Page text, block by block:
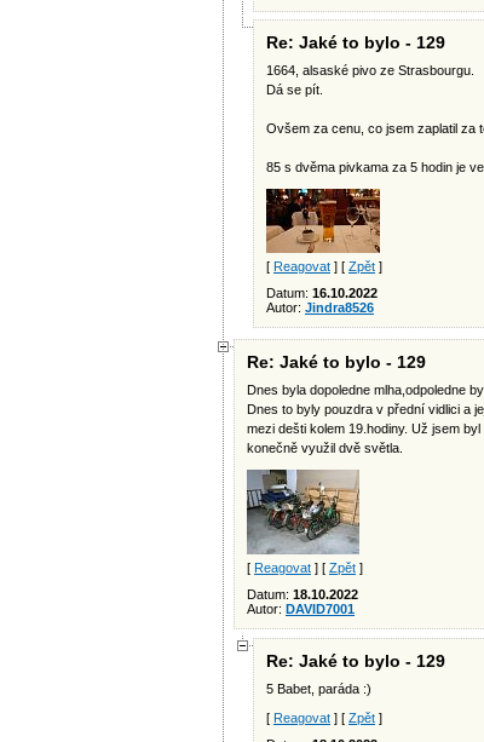
Re: Jaké to bylo - 129
1664, alsaské pivo ze Strasbourgu.
Dá se pít.
Ovšem za cenu, co jsem zaplatil za
85 s dvěma pivkama za 5 hodin je
[ Reagovat ] [ Zpět ]
Datum: 16.10.2022
Autor: Jindra8526
Re: Jaké to bylo - 129
Dnes byla dopoledne mlha,odpoledne
Dnes to byly pouzdra v přední vidlici a
mezi dešti kolem 19.hodiny. Už jsem
konečně využil dvě světla.
[ Reagovat ] [ Zpět ]
Datum: 18.10.2022
Autor: DAVID7001
Re: Jaké to bylo - 129
5 Babet, paráda :)
[ Reagovat ] [ Zpět ]